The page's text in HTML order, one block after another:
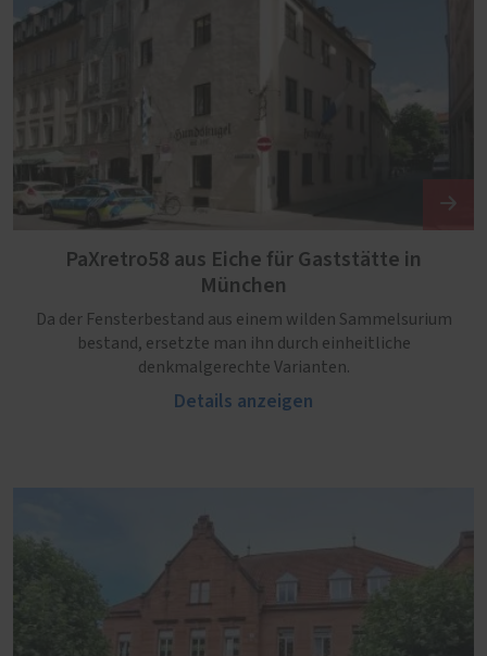
PaXretro58 aus Eiche für Gaststätte in
München
Da der Fensterbestand aus einem wilden Sammelsurium
bestand, ersetzte man ihn durch einheitliche
denkmalgerechte Varianten.
Details anzeigen